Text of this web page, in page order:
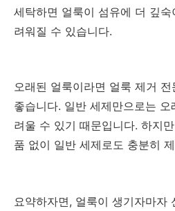
세탁하면 얼룩이 섬유에 더 깊
려워질 수 있습니다.
오래된 얼룩이라면 얼룩 제거
좋습니다. 일반 세제만으로는
려울 수 있기 때문입니다. 하지
품 없이 일반 세제로도 충분히
요약하자면, 얼룩이 생기자마자